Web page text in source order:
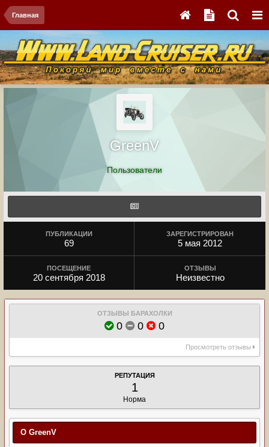
Главная
GreenV
Пользователи
ПУБЛИКАЦИИ
69
ЗАРЕГИСТРИРОВАН
5 мая 2012
ПОСЕЩЕНИЕ
20 сентября 2018
ОТЗЫВЫ
Неизвестно
ОТЗЫВЫ БАРАХОЛКИ
0 0 0
Просмотреть отзывы
РЕПУТАЦИЯ
1
Норма
О GreenV